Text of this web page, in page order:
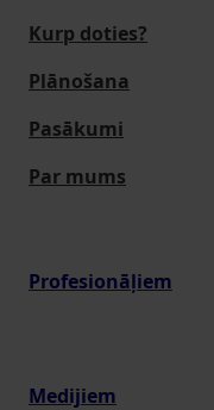
Kurp doties?
Plānošana
Pasākumi
Par mums
Profesionāļiem
Medijiem